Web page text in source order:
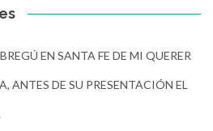
EN SANTA FE DE MI QUERER
ANTES DE SU PRESENTACIÓN EL